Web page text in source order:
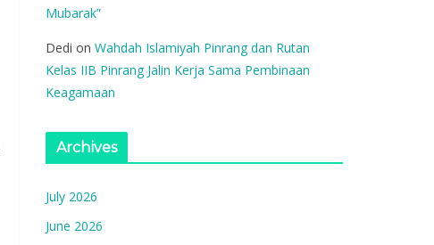
Mubarak”
Dedi on Wahdah Islamiyah Pinrang dan Rutan
Kelas IIB Pinrang Jalin Kerja Sama Pembinaan
Keagamaan
Archives
July 2026
June 2026